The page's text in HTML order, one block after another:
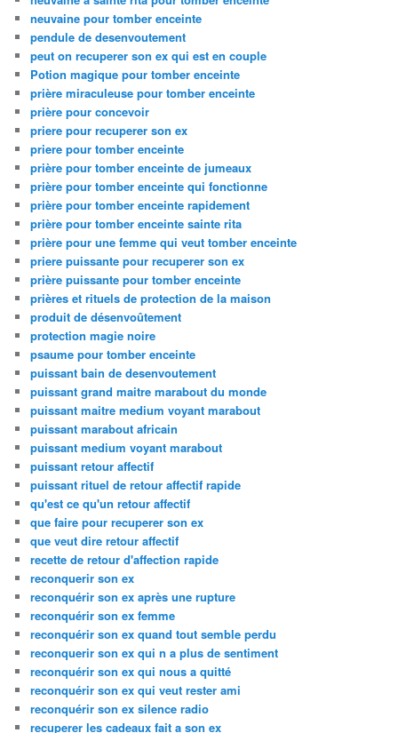
neuvaine pour tomber enceinte
pendule de desenvoutement
peut on recuperer son ex qui est en couple
Potion magique pour tomber enceinte
prière miraculeuse pour tomber enceinte
prière pour concevoir
priere pour recuperer son ex
priere pour tomber enceinte
prière pour tomber enceinte de jumeaux
prière pour tomber enceinte qui fonctionne
prière pour tomber enceinte rapidement
prière pour tomber enceinte sainte rita
prière pour une femme qui veut tomber enceinte
priere puissante pour recuperer son ex
prière puissante pour tomber enceinte
prières et rituels de protection de la maison
produit de désenvoûtement
protection magie noire
psaume pour tomber enceinte
puissant bain de desenvoutement
puissant grand maitre marabout du monde
puissant maitre medium voyant marabout
puissant marabout africain
puissant medium voyant marabout
puissant retour affectif
puissant rituel de retour affectif rapide
qu'est ce qu'un retour affectif
que faire pour recuperer son ex
que veut dire retour affectif
recette de retour d'affection rapide
reconquerir son ex
reconquérir son ex après une rupture
reconquérir son ex femme
reconquérir son ex quand tout semble perdu
reconquerir son ex qui n a plus de sentiment
reconquérir son ex qui nous a quitté
reconquérir son ex qui veut rester ami
reconquérir son ex silence radio
recuperer les cadeaux fait a son ex